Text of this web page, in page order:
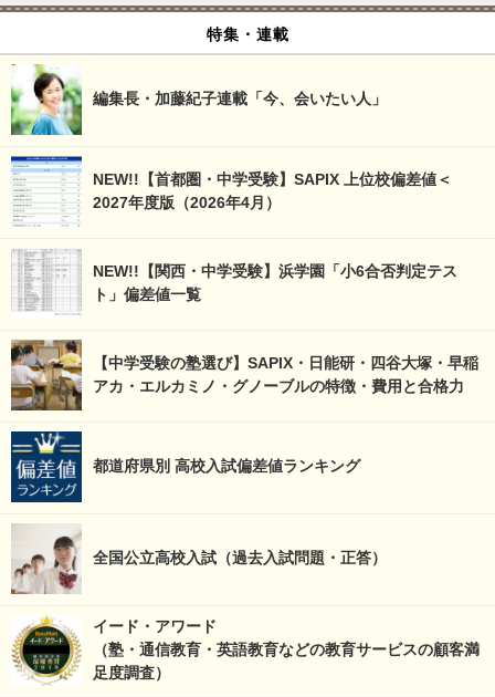
特集・連載
編集長・加藤紀子連載「今、会いたい人」
NEW!!【首都圏・中学受験】SAPIX 上位校偏差値＜
2027年度版（2026年4月）
NEW!!【関西・中学受験】浜学園「小6合否判定テス
ト」偏差値一覧
【中学受験の塾選び】SAPIX・日能研・四谷大塚・早稲
アカ・エルカミノ・グノーブルの特徴・費用と合格力
都道府県別 高校入試偏差値ランキング
全国公立高校入試（過去入試問題・正答）
イード・アワード
（塾・通信教育・英語教育などの教育サービスの顧客満
足度調査）